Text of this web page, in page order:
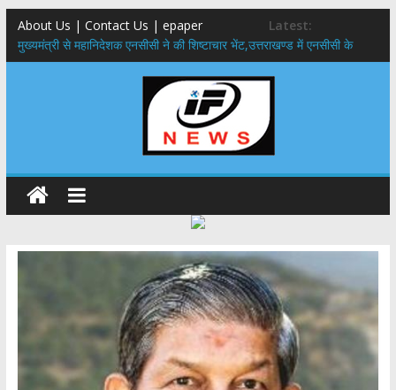
About Us | Contact Us | epaper
Latest:
मुख्यमंत्री से महानिदेशक एनसीसी ने की शिष्टाचार भेंट,उत्तराखण्ड में एनसीसी के
विस्तार एवं आधुनिक आधारभूत संरचना के विकास पर हुई महत्वपूर्ण चर्चा
​धामी कैबिनेट का बड़ा फैसला: पशुपालकों को 60% तक सब्सिडी, गंगा एक्सप्रेसवे का
​हरिद्वार से वीरभद्र (ऋषिकेश) तक निकली BJYM की भव्य कांवड़ यात्रा; तेजस्वी
सूर्या ने की देश व प्रदेशवासियों के कल्याण की कामना
24×7 अलर्ट मोड में रहें अधिकारी-मुख्य सचिव मानसून-एसईओसी से मुख्य सचिव ने
की विस्तृत समीक्षा कहा-बंद सड़कों को शीघ्र खोला जाए, लोगों को न हो दिक्कत
459 करोड़ से एचएनबी गढ़वाल विश्वविद्यालय में अनुसंधान संरचना होगी सुदृढ,उच्च
शिक्षा मंत्री धन सिंह रावत ने नवनियुक्त केन्द्रीय शिक्षा मंत्री से की मुलाकात